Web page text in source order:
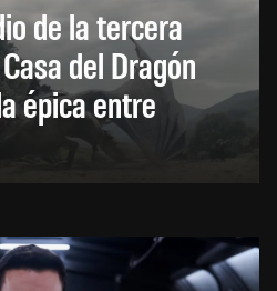
de la tercera
del Dragón
épica entre